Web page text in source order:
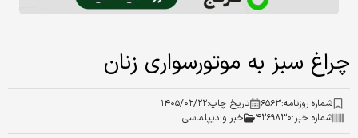
چراغ سبز به موتورسواری زنان
شماره روزنامه:۶۵۶۳ تاریخ چاپ:۱۴۰۵/۰۲/۲۲
شماره خبر:۴۲۶۹۸۳۰ خبر و دیپلماسی